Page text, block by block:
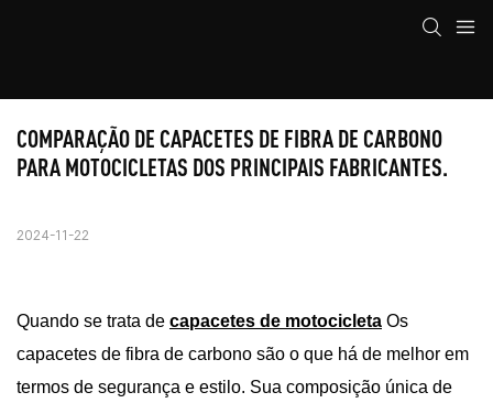
COMPARAÇÃO DE CAPACETES DE FIBRA DE CARBONO
PARA MOTOCICLETAS DOS PRINCIPAIS FABRICANTES.
2024-11-22
Quando se trata de capacetes de motocicleta Os
capacetes de fibra de carbono são o que há de melhor em
termos de segurança e estilo. Sua composição única de